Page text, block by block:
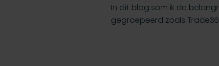
In dit blog som ik de
gegroepeerd zoals